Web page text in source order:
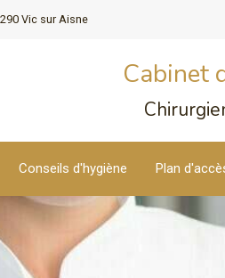
Vic sur Aisne
Conseils d'hygiène Plan
Cabinet